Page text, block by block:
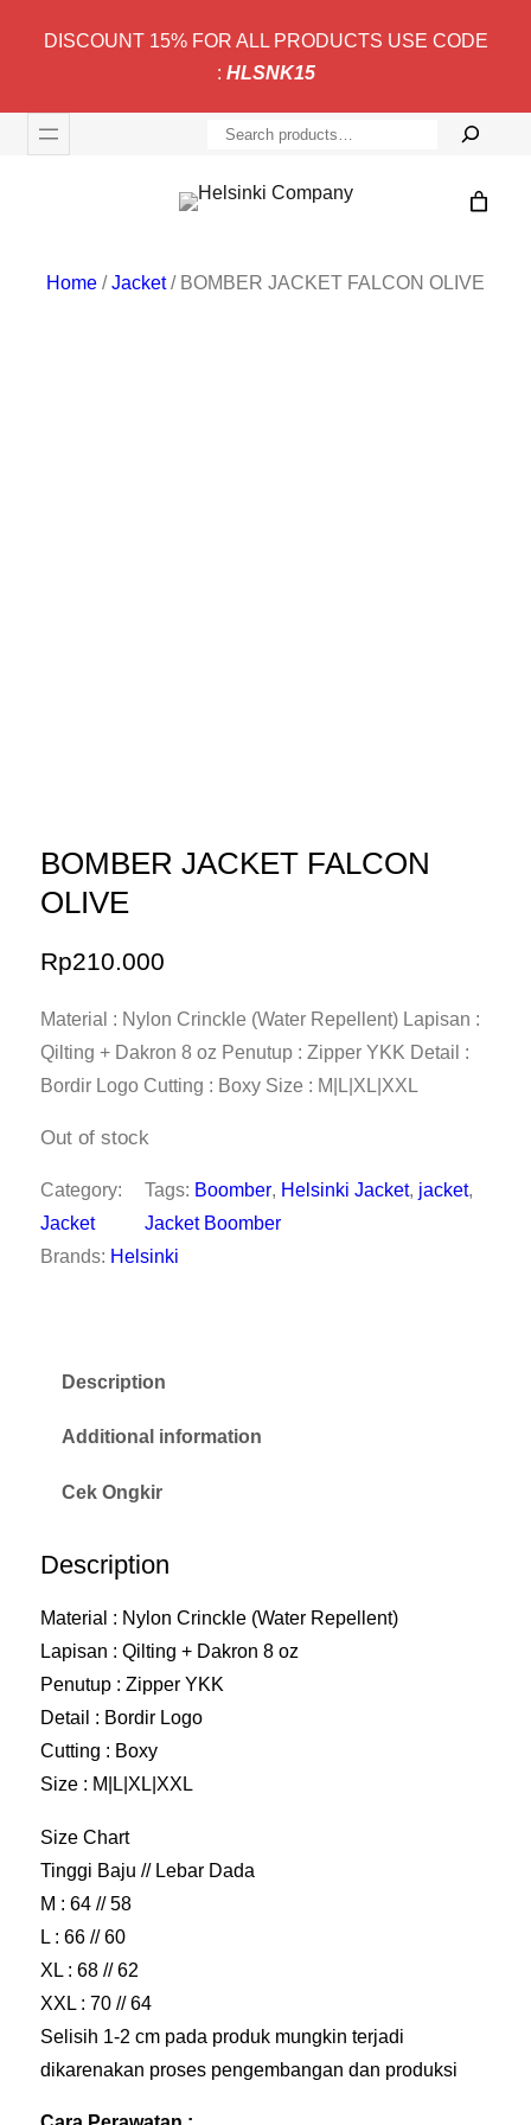
DISCOUNT 15% FOR ALL PRODUCTS USE CODE
: HLSNK15
a
Home /Jacket/ BOMBER JACKET FALCON OLIVE
BOMBER JACKET FALCON
OLIVE
Rp210.000
Material : Nylon Crinckle (Water Repellent) Lapisan :
Qilting + Dakron 8 oz Penutup : Zipper YKK Detail :
Bordir Logo Cutting : Boxy Size : M|L|XL|XXL
Out of stock
Category:
Jacket
Tags: Boomber, Helsinki Jacket, jacket,
Jacket Boomber
Brands: Helsinki
Description
Additional information
Cek Ongkir
Description
Material : Nylon Crinckle (Water Repellent)
Lapisan : Qilting + Dakron 8 oz
Penutup : Zipper YKK
Detail : Bordir Logo
Cutting : Boxy
Size : M|L|XL|XXL
Size Chart
Tinggi Baju // Lebar Dada
M : 64 // 58
L : 66 // 60
XL : 68 // 62
XXL : 70 // 64
Selisih 1-2 cm pada produk mungkin terjadi
dikarenakan proses pengembangan dan produksi